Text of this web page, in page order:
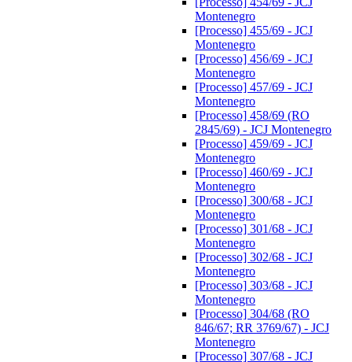
Montenegro
[Processo] 455/69 - JCJ
Montenegro
[Processo] 456/69 - JCJ
Montenegro
[Processo] 457/69 - JCJ
Montenegro
[Processo] 458/69 (RO
2845/69) - JCJ Montenegro
[Processo] 459/69 - JCJ
Montenegro
[Processo] 460/69 - JCJ
Montenegro
[Processo] 300/68 - JCJ
Montenegro
[Processo] 301/68 - JCJ
Montenegro
[Processo] 302/68 - JCJ
Montenegro
[Processo] 303/68 - JCJ
Montenegro
[Processo] 304/68 (RO
846/67; RR 3769/67) - JCJ
Montenegro
[Processo] 307/68 - JCJ